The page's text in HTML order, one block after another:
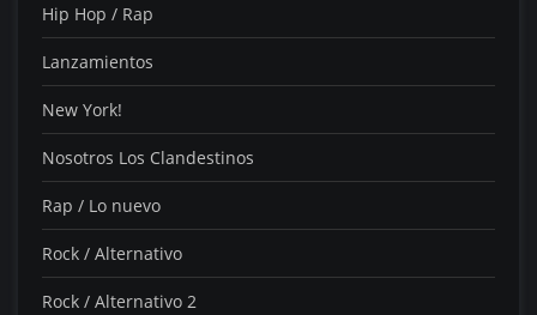
Hip Hop / Rap
Lanzamientos
New York!
Nosotros Los Clandestinos
Rap / Lo nuevo
Rock / Alternativo
Rock / Alternativo 2